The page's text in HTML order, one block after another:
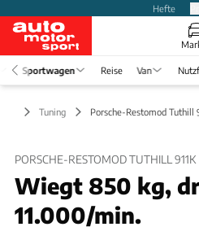
Hefte
Sportwagen Reise Van
Tuning Porsche-Restomod Tuthill
PORSCHE-RESTOMOD TUTHILL 911K
Wiegt 850 kg,
11.000/min.